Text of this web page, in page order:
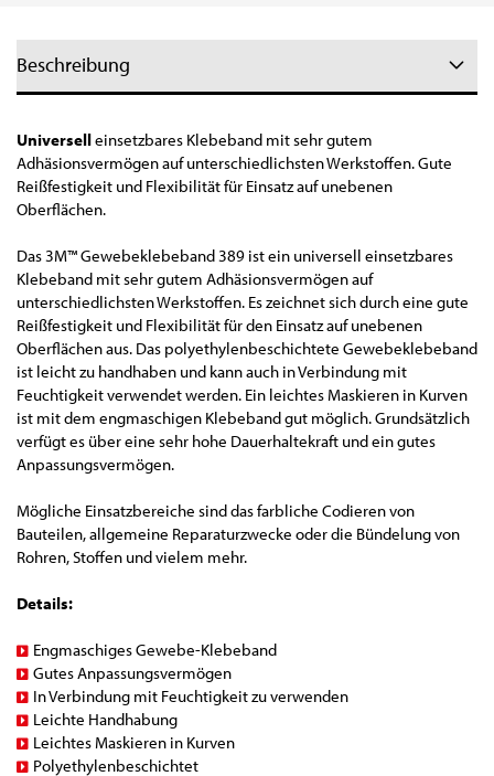
Beschreibung
Universelleinsetzbares Klebeband mit sehr gutem
Adhäsionsvermögen auf unterschiedlichsten Werkstoffen. Gute
Reißfestigkeit und Flexibilität für Einsatz auf unebenen
Oberflächen.
Das 3M™ Gewebeklebeband 389 ist ein universell einsetzbares
Klebeband mit sehr gutem Adhäsionsvermögen auf
unterschiedlichsten Werkstoffen. Es zeichnet sich durch eine gute
Reißfestigkeit und Flexibilität für den Einsatz auf unebenen
Oberflächen aus. Das polyethylenbeschichtete Gewebeklebeband
ist leicht zu handhaben und kann auch in Verbindung mit
Feuchtigkeit verwendet werden. Ein leichtes Maskieren in Kurven
ist mit dem engmaschigen Klebeband gut möglich. Grundsätzlich
verfügt es über eine sehr hohe Dauerhaltekraft und ein gutes
Anpassungsvermögen.
Mögliche Einsatzbereiche sind das farbliche Codieren von
Bauteilen, allgemeine Reparaturzwecke oder die Bündelung von
Rohren, Stoffen und vielem mehr.
Details:
Engmaschiges Gewebe-Klebeband
Gutes Anpassungsvermögen
In Verbindung mit Feuchtigkeit zu verwenden
Leichte Handhabung
Leichtes Maskieren in Kurven
Polyethylenbeschichtet